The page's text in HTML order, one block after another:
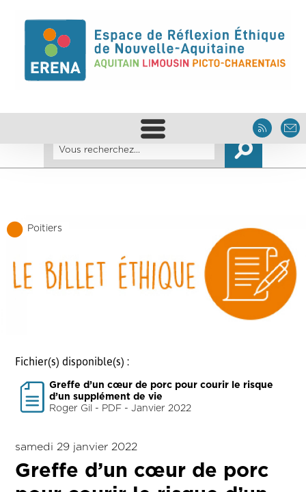
Poitiers
Fichier(s) disponible(s) :
Greffe d’un cœur de porc pour courir le risque
d’un supplément de vie
Roger Gil - PDF - Janvier 2022
samedi 29 janvier 2022
Greffe d’un cœur de porc